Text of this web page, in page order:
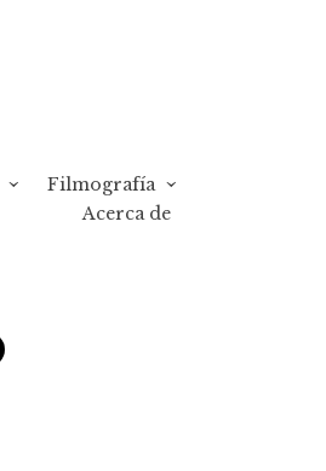
Filmografía
Acerca de